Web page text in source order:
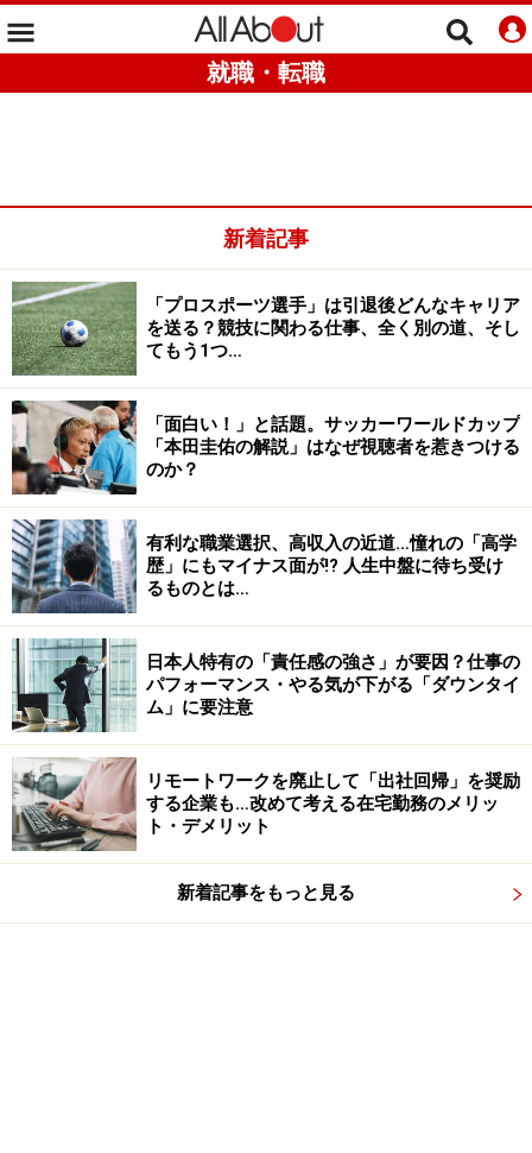
就職・転職
新着記事
「プロスポーツ選手」は引退後どんなキャリア
を送る？競技に関わる仕事、全く別の道、そし
てもう1つ…
「面白い！」と話題。サッカーワールドカップ
「本田圭佑の解説」はなぜ視聴者を惹きつける
のか？
有利な職業選択、高収入の近道…憧れの「高学
歴」にもマイナス面が!? 人生中盤に待ち受け
るものとは…
日本人特有の「責任感の強さ」が要因？仕事の
パフォーマンス・やる気が下がる「ダウンタイ
ム」に要注意
リモートワークを廃止して「出社回帰」を奨励
する企業も…改めて考える在宅勤務のメリッ
ト・デメリット
新着記事をもっと見る